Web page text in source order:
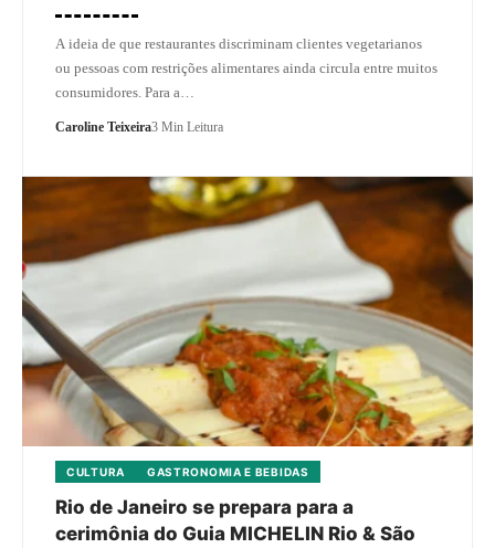
A ideia de que restaurantes discriminam clientes vegetarianos
ou pessoas com restrições alimentares ainda circula entre muitos
consumidores. Para a…
Caroline Teixeira3 Min Leitura
CULTURA GASTRONOMIA E BEBIDAS
Rio de Janeiro se prepara para a
cerimônia do Guia MICHELIN Rio & São